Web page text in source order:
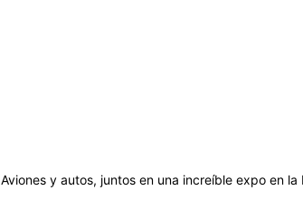
Aviones y autos, juntos en una increíble expo en